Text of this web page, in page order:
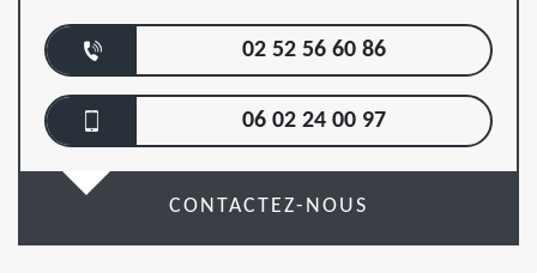
02 52 56 60 86
06 02 24 00 97
CONTACTEZ-NOUS